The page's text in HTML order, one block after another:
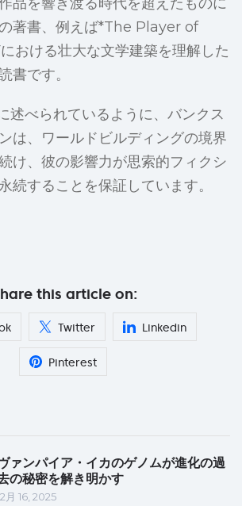
著書、例えば*The Player of
おける壮大な文学建築を理解した
書です。
述べられているように、バンクス
は、ワールドビルディングの境界
け、彼の影響力が思索的フィクシ
続することを保証しています。
this article on:
Twitter Linkedin
Pinterest
ァンパイア・イカのゲノムが進化の過
の秘密を解き明かす
月 16, 2025